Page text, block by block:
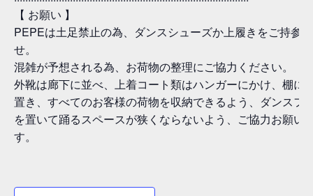
【 お願い 】
PEPEは土足禁止の為、ダンスシューズか上履きをご持参
せ。
混雑が予想される為、お荷物の整理にご協力ください。
外靴は廊下に並べ、上着コート類はハンガーにかけ、棚に
置き、すべてのお客様の荷物を収納できるよう、ダンスフ
を置いて踊るスペースが狭くならないよう、ご協力お願い
す。